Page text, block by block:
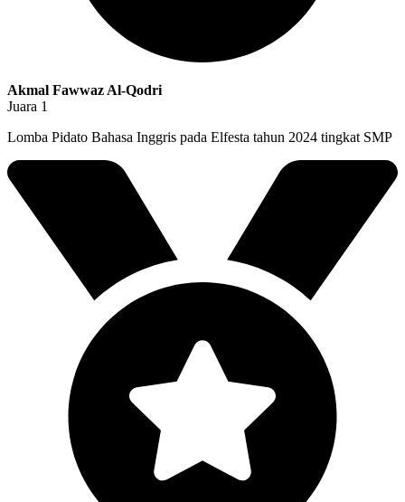
Akmal Fawwaz Al-Qodri
Juara 1
Lomba Pidato Bahasa Inggris pada Elfesta tahun 2024 tingkat SMP